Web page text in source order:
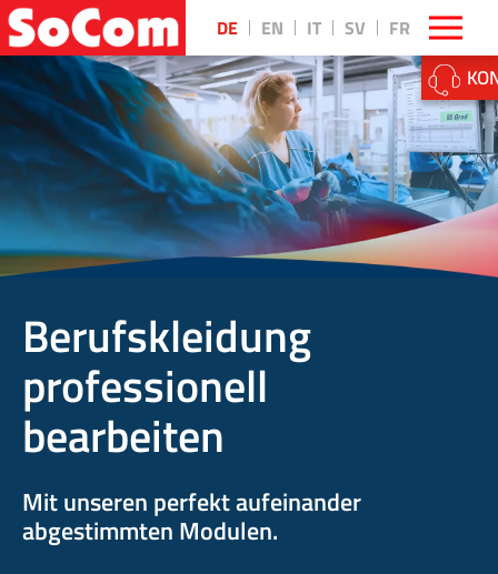
DE EN IT SV FR
Berufskleidung
professionell
bearbeiten
Mit unseren perfekt aufeinander
abgestimmten Modulen.